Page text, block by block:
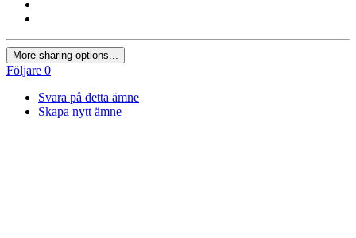
More sharing options...
Följare 0
Svara på detta ämne
Skapa nytt ämne